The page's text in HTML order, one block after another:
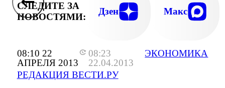
08:10 22
АПРЕЛЯ 2013
08:23
22.04.2013
РЕДАКЦИЯ ВЕСТИ.РУ
ЭКОНОМИКА
СЛЕДИТЕ ЗА
НОВОСТЯМИ:
Дзен Макс